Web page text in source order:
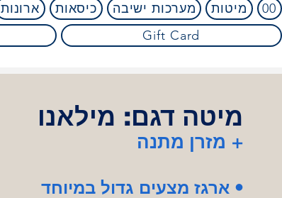
00
מיטות מערכות ישיבה כיסאות ארונות
Gift Card
מיטה דגם: מילאנו
מזרן מתנה +
ארגז מצעים גדול במיוחד •